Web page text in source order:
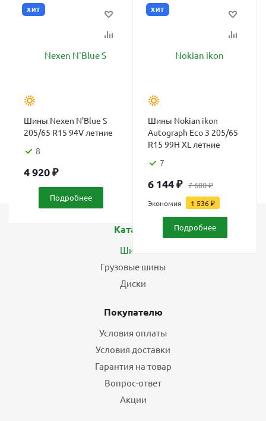
ХИТ
Шины Nexen N'Blue S
205/65 R15 94V летние
8
4 920₽
Подробнее
ХИТ
Шины Nokian ikon
Autograph Eco 3 205/65
R15 99H XL летние
7
6 144₽ 7 680₽
Экономия 1 536₽
Подробнее
Каталог
Шины
Грузовые шины
Диски
Покупателю
Условия оплаты
Условия доставки
Гарантия на товар
Вопрос-ответ
Акции